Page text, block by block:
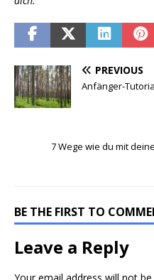
PREVIOUS
Anfänger-
7 Wege wie du mit
BE THE FIRST TO
Leave a Reply